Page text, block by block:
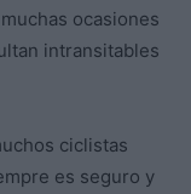
ocasiones
intransitables
ciclistas
es seguro y